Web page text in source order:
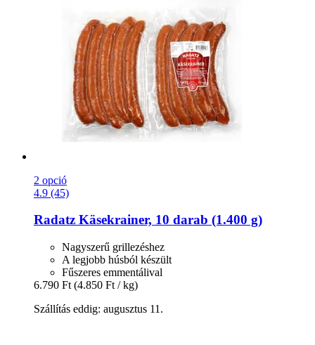
2 opció
4.9 (45)
Radatz Käsekrainer, 10 darab (1.400 g)
Nagyszerű grillezéshez
A legjobb húsból készült
Fűszeres emmentálival
6.790 Ft (4.850 Ft / kg)
Szállítás eddig: augusztus 11.